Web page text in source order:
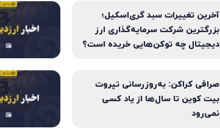
آخرین تغییرات سبد گری‌اسکیل؛
بزرگترین شرکت سرمایه‌گذاری ارز
دیجیتال چه توکن‌هایی خریده است؟
صرافی کراکن: به‌روزرسانی تپروت
بیت کوین تا سال‌ها از یاد کسی
نمی‌رود